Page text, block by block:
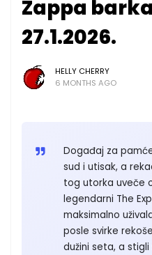
Zappa
27.1.2026.
HELLY CHERRY
6 MONTHS AGO
Događaj za
sud i utisak, a
tog utorka uveče
legendarni The
maksimalno
posle svirke
dužini seta, a